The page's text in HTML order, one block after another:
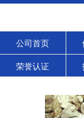
公司首页
荣誉认证